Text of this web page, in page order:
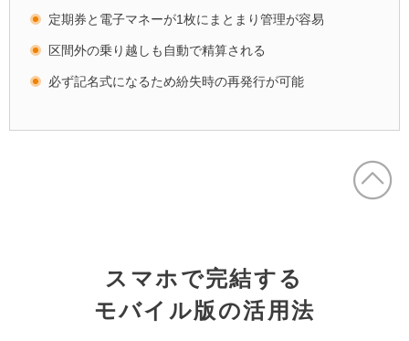
定期券と電子マネーが1枚にまとまり管理が容易
区間外の乗り越しも自動で精算される
必ず記名式になるため紛失時の再発行が可能
スマホで完結する
モバイル版の活用法